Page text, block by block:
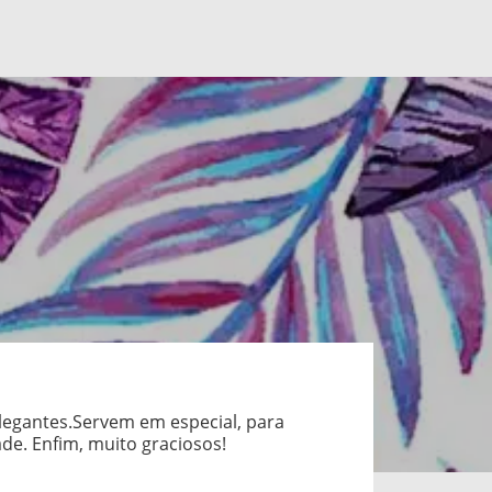
em especial, para
Enfim, muito graciosos!